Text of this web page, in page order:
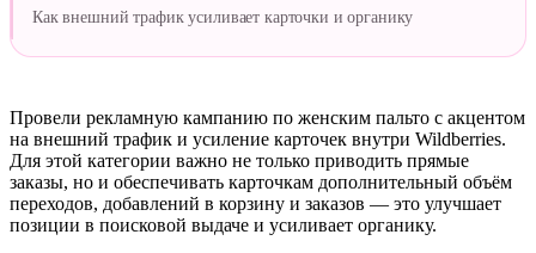
Провели рекламную кампанию по женским пальто с акцентом
на внешний трафик и усиление карточек внутри Wildberries.
Для этой категории важно не только приводить прямые
заказы, но и обеспечивать карточкам дополнительный объём
переходов, добавлений в корзину и заказов — это улучшает
позиции в поисковой выдаче и усиливает органику.
Как внешний трафик усиливает карточки и органику